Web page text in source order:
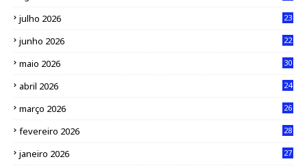
julho 2026 23
junho 2026 22
maio 2026 30
abril 2026 24
março 2026 26
fevereiro 2026 28
janeiro 2026 27